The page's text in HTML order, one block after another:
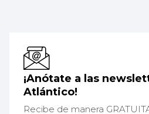
¡Anótate a las
Atlántico!
Recibe de manera